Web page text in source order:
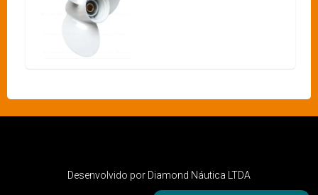
Desenvolvido por Diamond Náutica LTDA